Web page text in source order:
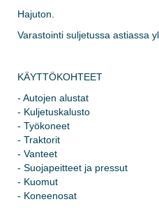
Hajuton.
Varastointi suljetussa astiassa
KÄYTTÖKOHTEET
- Autojen alustat
- Kuljetuskalusto
- Työkoneet
- Traktorit
- Vanteet
- Suojapeitteet ja pressut
- Kuomut
- Koneenosat